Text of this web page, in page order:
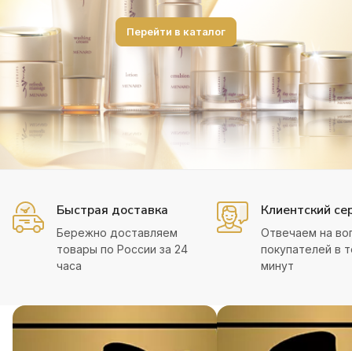
Перейти в каталог
Быстрая доставка
Бережно доставляем
товары по России за 24
часа
Клиентский
Отвечаем на
покупателей в
минут